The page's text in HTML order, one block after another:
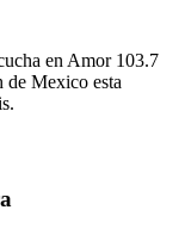
en Amor 103.7
de Mexico esta